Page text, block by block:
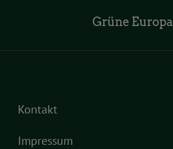
Grüne Europa
Kontakt
Impressum